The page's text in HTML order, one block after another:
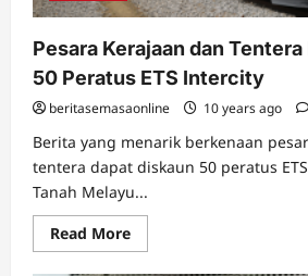
Pesara Kerajaan dan
50 Peratus ETS Intercity
beritasemasaonline 10 years ago
Berita yang menarik berkenaan
tentera dapat diskaun 50 peratus
Tanah Melayu...
Read MoreRead
more